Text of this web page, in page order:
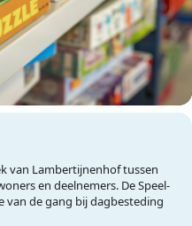
van Lambertijnenhof tussen
en deelnemers. De Speel-
van de gang bij dagbesteding